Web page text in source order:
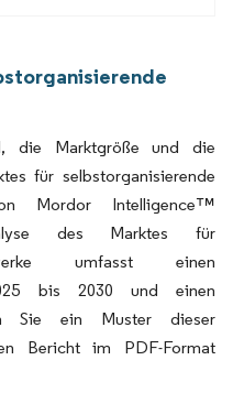
die Marktgröße und die
für selbstorganisierende
Mordor Intelligence™
des Marktes für
umfasst einen
bis 2030 und einen
Sie ein Muster dieser
Bericht im PDF-Format